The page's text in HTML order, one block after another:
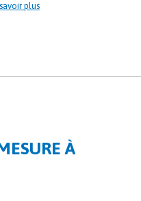
plus
À